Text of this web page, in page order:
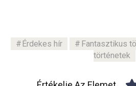
Érdekes hír Fantasztikus
történetek